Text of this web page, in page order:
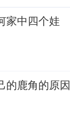
家中四个娃
的鹿角的原因